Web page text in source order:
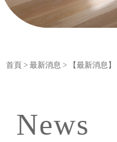
首頁 > 最新消息 > 【最新消息】
News